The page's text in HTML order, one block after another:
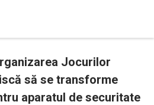
Jocurilor
să se transforme
aparatul de securitate